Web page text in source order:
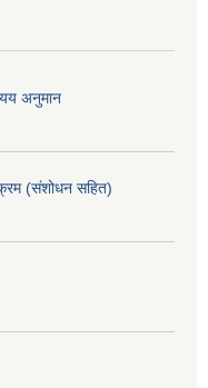
अनुमान
(संशोधन सहित)